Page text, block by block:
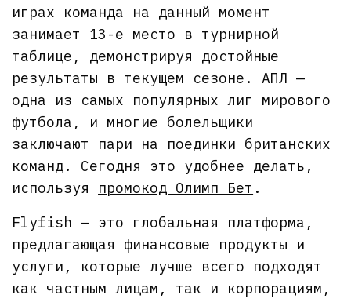
играх команда на данный момент
занимает 13-е место в турнирной
таблице, демонстрируя достойные
результаты в текущем сезоне. АПЛ —
одна из самых популярных лиг мирового
футбола, и многие болельщики
заключают пари на поединки британских
команд. Сегодня это удобнее делать,
используя промокод Олимп Бет .
Flyfish — это глобальная платформа,
предлагающая финансовые продукты и
услуги, которые лучше всего подходят
как частным лицам, так и корпорациям,